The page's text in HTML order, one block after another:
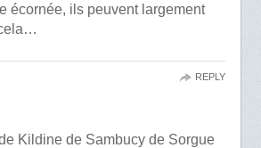
écornée, ils peuvent largement
Kildine de Sambucy de Sorgue
REPLY